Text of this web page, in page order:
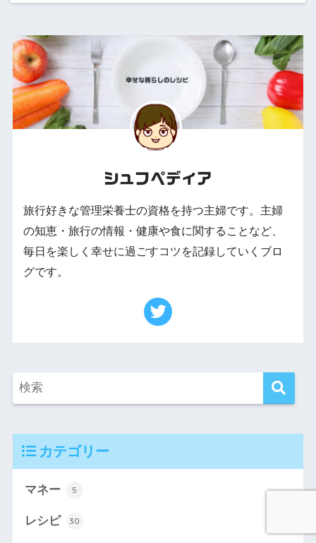
シュフペディア
旅行好きな管理栄養士の資格を持つ主婦です。主婦
の知恵・旅行の情報・健康や食に関することなど、
毎日を楽しく幸せに過ごすコツを記録していくブロ
グです。
カテゴリー
マネー 5
レシピ 30